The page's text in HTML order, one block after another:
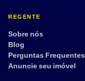
REGENTE
Sobre nós
Blog
Perguntas Frequentes
Anuncie seu imóvel